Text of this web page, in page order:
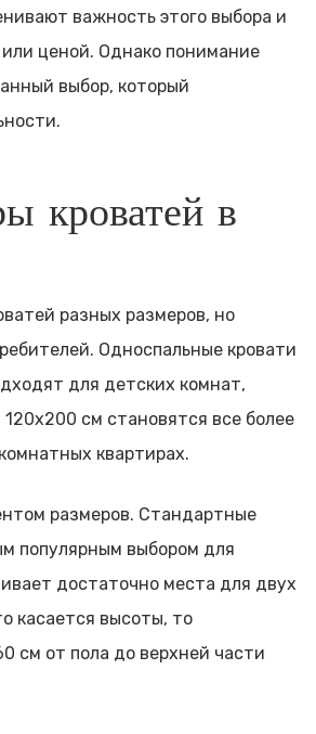
важность этого выбора и
ценой. Однако понимание
выбор, который
кроватей в
разных размеров, но
Односпальные кровати
для детских комнат,
см становятся все более
квартирах.
размеров. Стандартные
популярным выбором для
достаточно места для двух
касается высоты, то
см от пола до верхней части